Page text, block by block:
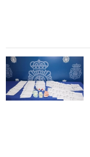
VÍDEOS
CONTACTAR
FIESTAS EN EL
FIESTAS DE SAN